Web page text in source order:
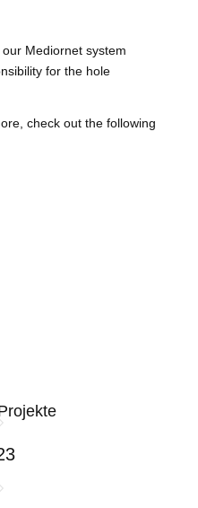
Mediornet system
for the hole
check out the following